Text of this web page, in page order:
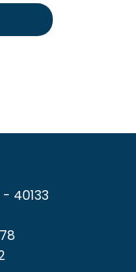
40133